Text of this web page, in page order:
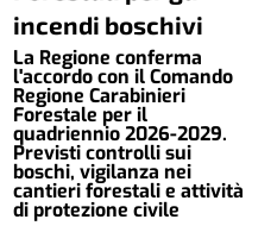
incendi boschivi
La Regione conferma
l'accordo con il Comando
Regione Carabinieri
Forestale per il
quadriennio 2026-2029.
Previsti controlli sui
boschi, vigilanza nei
cantieri forestali e attività
di protezione civile